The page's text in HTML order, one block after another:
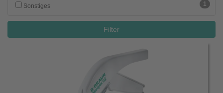
Sonstiges 1
Filter